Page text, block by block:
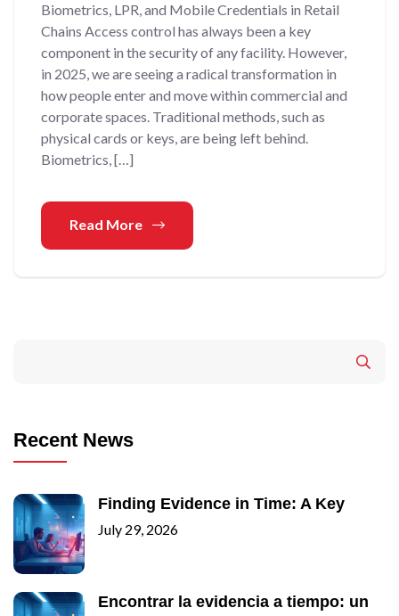
Biometrics, LPR, and Mobile Credentials in Retail
Chains Access control has always been a key
component in the security of any facility. However,
in 2025, we are seeing a radical transformation in
how people enter and move within commercial and
corporate spaces. Traditional methods, such as
physical cards or keys, are being left behind.
Biometrics, […]
Read More
Recent News
Finding Evidence in Time: A Key
July 29, 2026
Encontrar la evidencia a tiempo: un